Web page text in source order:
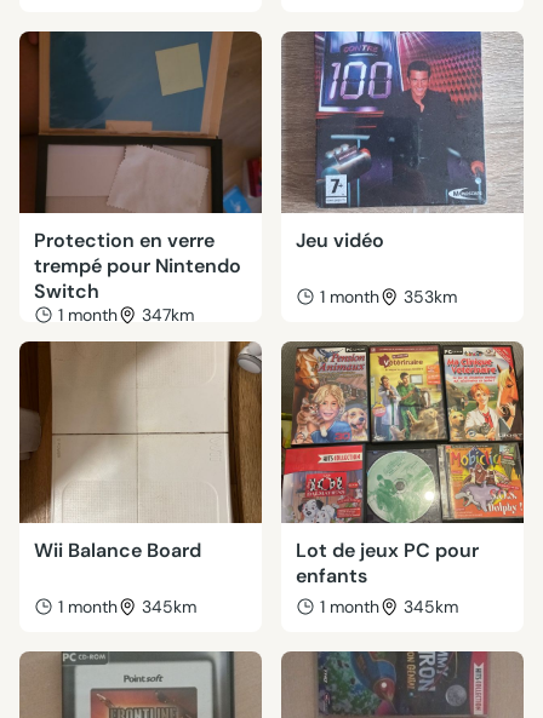
Protection en verre
trempé pour Nintendo
Switch
1 month 347km
Jeu vidéo
1 month 353km
Wii Balance Board
1 month 345km
Lot de jeux PC pour
enfants
1 month 345km